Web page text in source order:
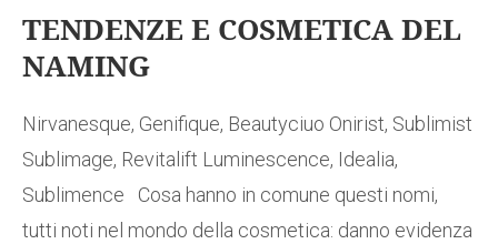
TENDENZE E COSMETICA DEL
NAMING
Nirvanesque, Genifique, Beautyciuo Onirist, Sublimist
Sublimage, Revitalift Luminescence, Idealia,
Sublimence Cosa hanno in comune questi nomi,
tutti noti nel mondo della cosmetica: danno evidenza